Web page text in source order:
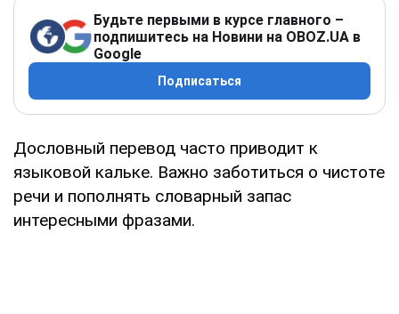
Будьте первыми в курсе главного –
подпишитесь на Новини на OBOZ.UA в
Google
Подписаться
Дословный перевод часто приводит к
языковой кальке. Важно заботиться о чистоте
речи и пополнять словарный запас
интересными фразами.